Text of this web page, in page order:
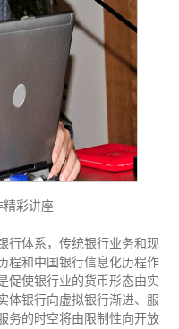
精彩讲座
行体系，传统银行业务和现
程和中国银行信息化历程作
促使银行业的货币形态由实
体银行向虚拟银行渐进、服
务的时空将由限制性向开放